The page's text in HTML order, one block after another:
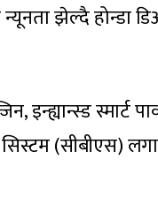
झेल्दै होन्डा
स्मार्ट
सिस्टम (सीबीएस)